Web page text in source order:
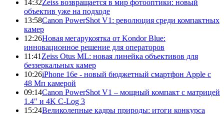
14:32Zeiss возвращается в мир фотооптики: новый
объектив уже на подходе
13:58Canon PowerShot V1: революция среди компактных
камер
12:26Новая мегарукоятка от Kondor Blue:
инновационное решение для операторов
11:41 Zeiss Otus ML: новая линейка объективов для
беззеркальных камер
10:26iPhone 16e - новый бюджетный смартфон Apple с
48 Мп камерой
09:14Canon PowerShot V1 – мощный компакт с матрицей
1.4" и 4K C-Log 3
15:24Великолепные кадры природы: итоги конкурса